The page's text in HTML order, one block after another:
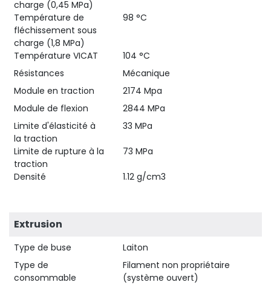
charge (0,45 MPa)
Température de
fléchissement sous
charge (1,8 MPa)
98 °C
Température VICAT
104 °C
Résistances
Mécanique
Module en traction
2174 Mpa
Module de flexion
2844 MPa
Limite d'élasticité à
la traction
33 MPa
Limite de rupture à la
traction
73 MPa
Densité 1.12 g/cm3
Extrusion
Type de buse
Laiton
Type de
consommable
Filament non propriétaire
(système ouvert)